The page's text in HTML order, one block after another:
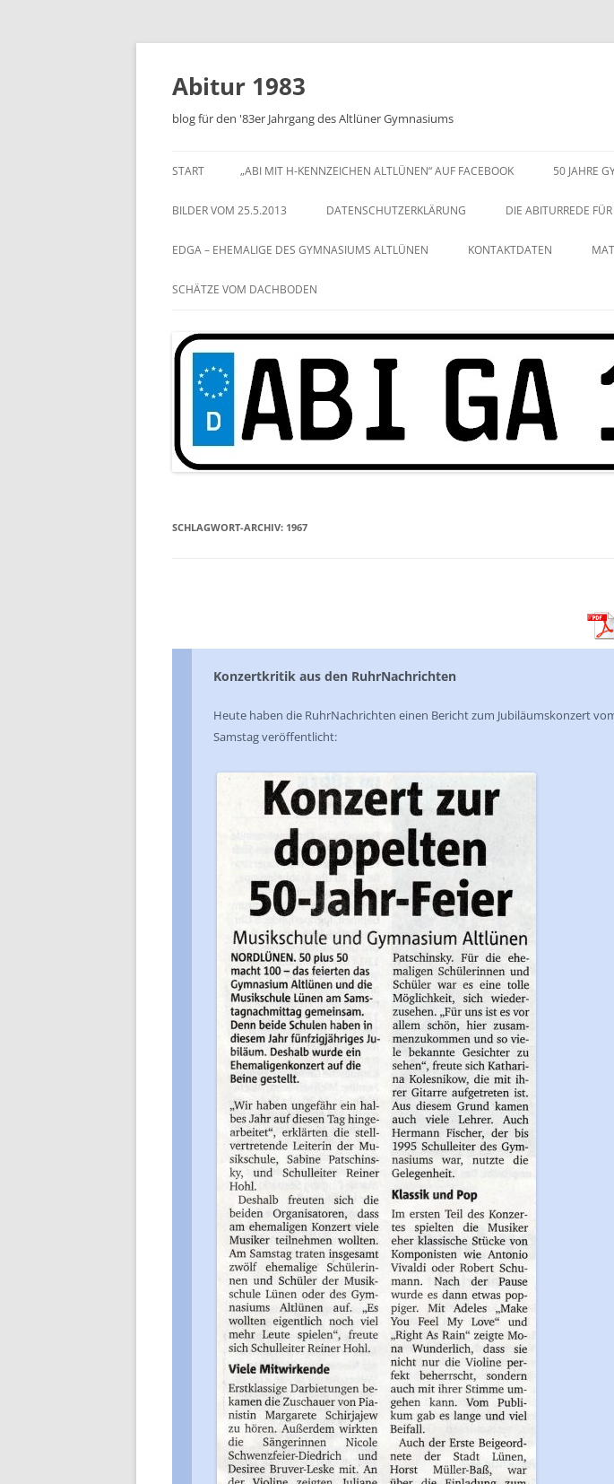
Zum
springen
Abitur 1983
blog für den '83er Jahrgang des Altlüner Gymnasiums
START „ABI MIT H-KENNZEICHEN ALTLÜNEN“ AUF FACEBOOK 50 JAHRE
BILDER VOM 25.5.2013 DATENSCHUTZERKLÄRUNG DIE ABITURREDE
EDGA – EHEMALIGE DES GYMNASIUMS ALTLÜNEN KONTAKTDATEN
SCHÄTZE VOM DACHBODEN
SCHLAGWORT-ARCHIV: 1967
Konzertkritik aus den RuhrNachrichten
Heute haben die RuhrNachrichten einen Bericht zum Jubiläumskonzert
Samstag veröffentlicht: